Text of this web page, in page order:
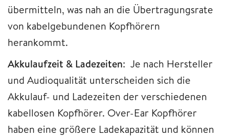
übermitteln, was nah an die Übertragungsrate
von kabelgebundenen Kopfhörern
herankommt.
Akkulaufzeit & Ladezeiten: Je nach Hersteller
und Audioqualität unterscheiden sich die
Akkulauf- und Ladezeiten der verschiedenen
kabellosen Kopfhörer. Over-Ear Kopfhörer
haben eine größere Ladekapazität und können